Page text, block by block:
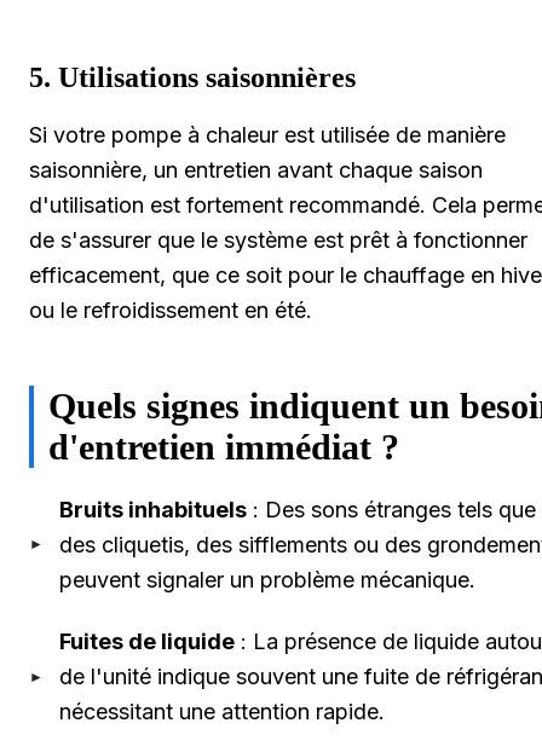
5. Utilisations saisonnières
Si votre pompe à chaleur est utilisée de manière
saisonnière, un entretien avant chaque saison
d'utilisation est fortement recommandé. Cela
de s'assurer que le système est prêt à fonctionner
efficacement, que ce soit pour le chauffage en
ou le refroidissement en été.
Quels signes indiquent un
d'entretien immédiat ?
Bruits inhabituels : Des sons étranges tels que
des cliquetis, des sifflements ou des
peuvent signaler un problème mécanique.
Fuites de liquide : La présence de liquide
de l'unité indique souvent une fuite de
nécessitant une attention rapide.